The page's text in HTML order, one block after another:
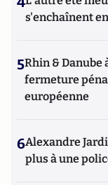
s'enchaînent
5Rhin & Danube
fermeture
européenne
6Alexandre
plus à une